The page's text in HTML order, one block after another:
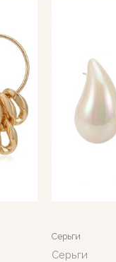
Серьги
Серьги